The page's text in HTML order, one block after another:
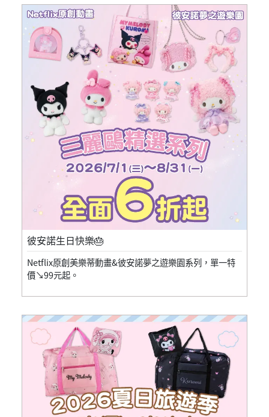
彼安諾生日快樂🎂
Netflix原創美樂蒂動畫&彼安諾夢之遊樂園系列，單一特
價↘99元起。